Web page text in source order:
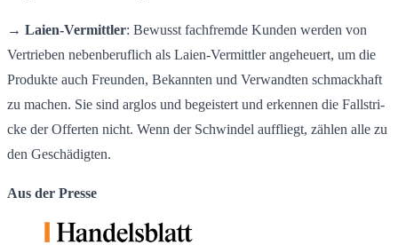
→ Lai­en-Ver­mitt­ler: Be­wusst fach­frem­de Kun­den wer­den von
Ver­trie­ben ne­ben­be­ruf­lich als Lai­en-Ver­mitt­ler an­ge­heu­ert, um die
Pro­duk­te auch Freun­den, Be­kann­ten und Ver­wand­ten schmack­haft
zu ma­chen. Sie sind arg­los und be­geis­tert und er­ken­nen die Fall­stri­
cke der Of­fer­ten nicht. Wenn der Schwin­del auf­fliegt, zäh­len alle zu
den Ge­schä­dig­ten.
Aus der Pres­se